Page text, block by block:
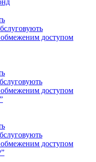
обмеженим доступом
обмеженим доступом
обмеженим доступом